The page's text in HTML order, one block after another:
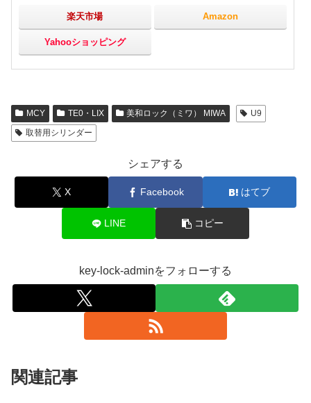
楽天市場 Amazon
Yahooショッピング
MCY TE0・LIX 美和ロック（ミワ） MIWA
U9
取替用シリンダー
シェアする
X Facebook はてブ
LINE コピー
key-lock-adminをフォローする
関連記事